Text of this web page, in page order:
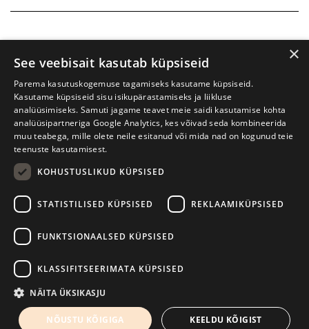
Prima Vista kirjandusfestival
+372 56906836
Kodulehe tegemine - AMA
×
See veebisait kasutab küpsiseid
Parema kasutuskogemuse tagamiseks kasutame küpsiseid.
Kasutame küpsiseid sisu isikupärastamiseks ja liikluse
analüüsimiseks. Samuti jagame teavet meie saidi kasutamise kohta
analüüsipartneriga Google Analytics, kes võivad seda kombineerida
muu teabega, mille olete neile esitanud või mida nad on kogunud teie
teenuste kasutamisest.
KOHUSTUSLIKUD KÜPSISED
STATISTILISED KÜPSISED REKLAAMIKÜPSISED
FUNKTSIONAALSED KÜPSISED
KLASSIFITSEERIMATA KÜPSISED
NÄITA ÜKSIKASJU
NÕUSTU KÕIGIGA KEELDU KÕIGIST